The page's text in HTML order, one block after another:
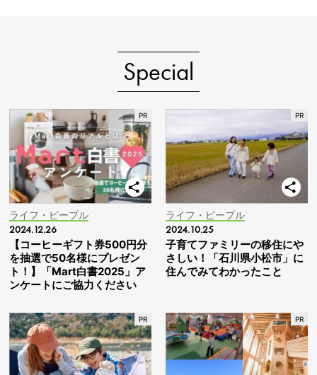
Special
ライフ・ピープル
2024.12.26
【コーヒーギフト券500円分
を抽選で50名様にプレゼン
ト！】「Mart白書2025」ア
ンケートにご協力ください
ライフ・ピープル
2024.10.25
子育てファミリーの移住にや
さしい！「石川県小松市」に
住んでみてわかったこと